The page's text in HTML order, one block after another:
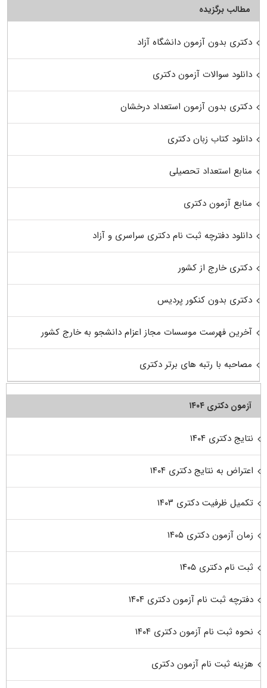
مطالب برگزیده
دکتری بدون آزمون دانشگاه آزاد
دانلود سوالات آزمون دکتری
دکتری بدون آزمون استعداد درخشان
دانلود کتاب زبان دکتری
منابع استعداد تحصیلی
منابع آزمون دکتری
دانلود دفترچه ثبت نام دکتری سراسری و آزاد
دکتری خارج از کشور
دکتری بدون کنکور پردیس
آخرین فهرست موسسات مجاز اعزام دانشجو به خارج کشور
مصاحبه با رتبه های برتر دکتری
آزمون دکتری ۱۴۰۴
نتایج دکتری ۱۴۰۴
اعتراض به نتایج دکتری ۱۴۰۴
تکمیل ظرفیت دکتری ۱۴۰۳
زمان آزمون دکتری ۱۴۰۵
ثبت نام دکتری ۱۴۰۵
دفترچه ثبت نام آزمون دکتری ۱۴۰۴
نحوه ثبت نام آزمون دکتری ۱۴۰۴
هزینه ثبت نام آزمون دکتری